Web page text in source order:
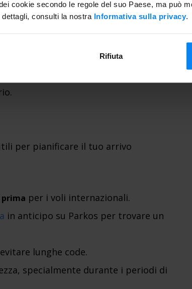
cookie secondo le regole del suo Paese, ma può
consulti la nostra Informativa sulla privacy.
Rifiuta
sicurezza può variare, specialmente
tenere a portata di mano documenti e
L’aeroporto di Bologna ha
meglio prevedere qualche minuto
per pianificare il tuo arrivo
prima per i voli internazionali.
in anticipo su Parkos per trovare un
lunghe code.
specialmente durante i periodi di